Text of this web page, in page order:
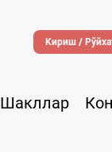
Кириш /
Шакллар